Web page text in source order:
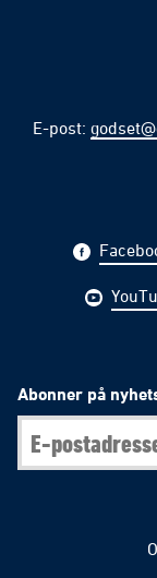
E-post:
Abonner på